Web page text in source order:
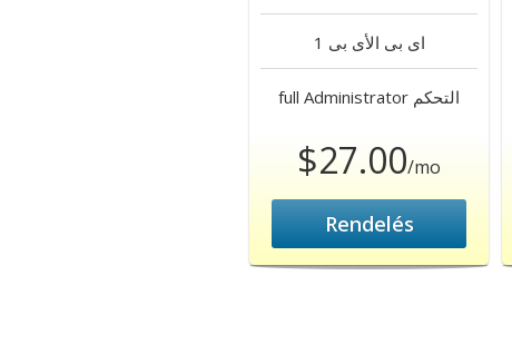
1 اى بى الأى بى
full Administrator التحكم
$27.00/mo
Rendelés